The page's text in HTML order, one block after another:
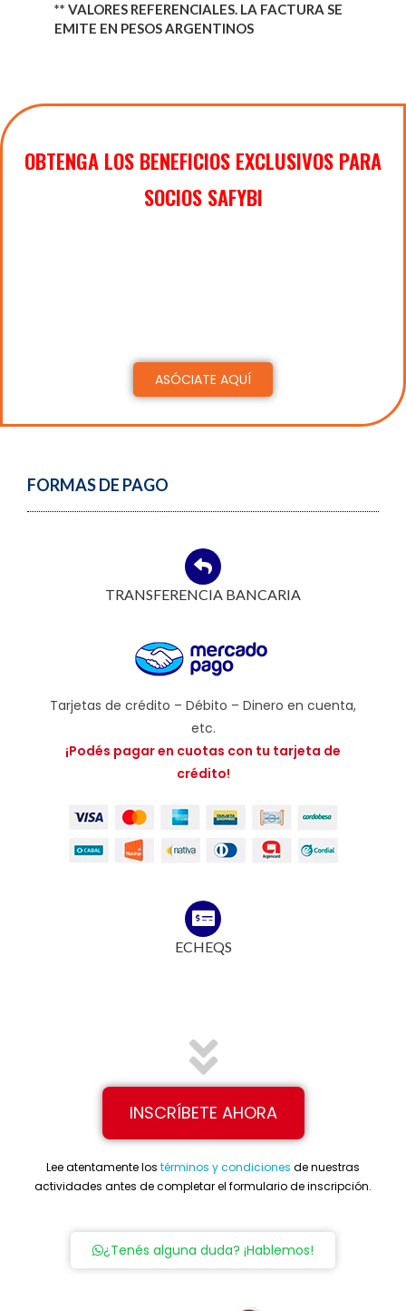
** VALORES REFERENCIALES. LA FACTURA SE
EMITE EN PESOS ARGENTINOS
OBTENGA LOS BENEFICIOS EXCLUSIVOS PARA
SOCIOS SAFYBI
ASÓCIATE AQUÍ
FORMAS DE PAGO
TRANSFERENCIA BANCARIA
Tarjetas de crédito – Débito – Dinero en cuenta,
etc.
¡Podés pagar en cuotas con tu tarjeta de
crédito!
ECHEQS
INSCRÍBETE AHORA
Lee atentamente los términos y condiciones de nuestras
actividades antes de completar el formulario de inscripción.
¿Tenés alguna duda? ¡Hablemos!